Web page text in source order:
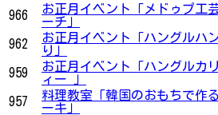
966
お正月イベント「メドゥプ工
ーチ」
962
お正月イベント「ハングルハ
り」
959
お正月イベント「ハングルカ
ィー 」
957
料理教室「韓国のおもちで作る
ーキ」